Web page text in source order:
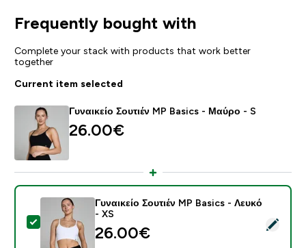
Frequently bought with
Complete your stack with products that work better
together
Current item selected
Γυναικείο Σουτιέν MP Basics - Μαύρο - S
26.00€‎
Select this product - Γυναικείο Σουτιέν MP Basics -
Γυναικείο Σουτιέν MP Basics - Λευκό
- XS
26.00€‎